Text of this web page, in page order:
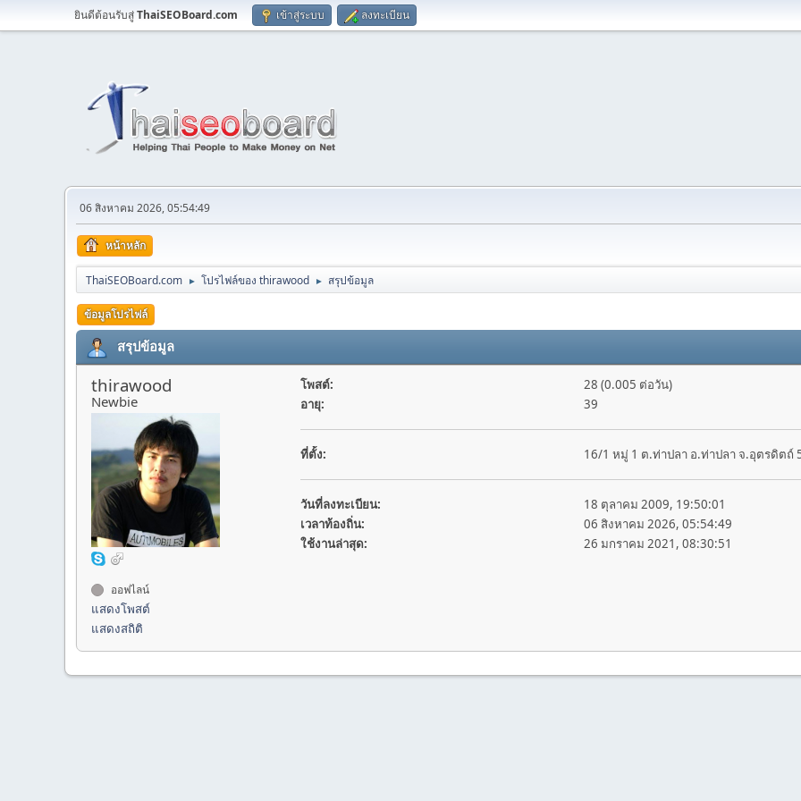
ยินดีต้อนรับสู่ThaiSEOBoard.com เข้าสู่ระบบ ลงทะเบียน
06 สิงหาคม 2026, 05:54:49
หน้าหลัก
ThaiSEOBoard.com ► โปรไฟล์ของ thirawood ► สรุปข้อมูล
ข้อมูลโปรไฟล์
สรุปข้อมูล
thirawood
Newbie
ออฟไลน์
แสดงโพสต์
แสดงสถิติ
โพสต์:
28 (0.005 ต่อวัน)
อายุ:
39
ที่ตั้ง: 16/1 หมู่ 1 ต.ท่าปลา อ.ท่าปลา จ.อุตรดิตถ์
วันที่ลงทะเบียน:
18 ตุลาคม 2009, 19:50:01
เวลาท้องถิ่น:
06 สิงหาคม 2026, 05:54:49
ใช้งานล่าสุด:
26 มกราคม 2021, 08:30:51